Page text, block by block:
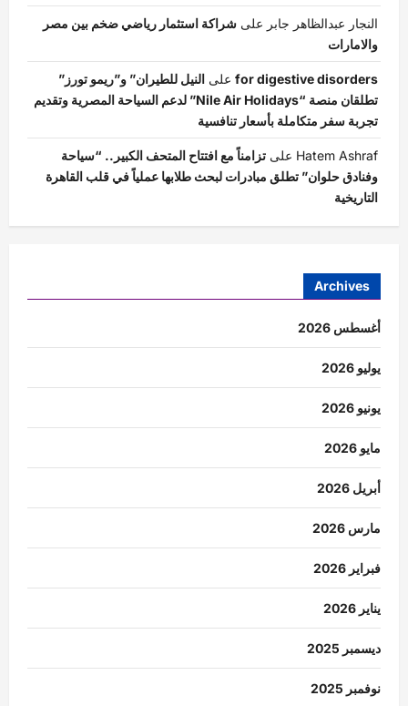
النجار عبدالظاهر جابر على شراكة استثمار رياضي ضخم بين مصر
والامارات
for digestive disorders على النيل للطيران” و”ريمو تورز”
تطلقان منصة “Nile Air Holidays” لدعم السياحة المصرية وتقديم
تجربة سفر متكاملة بأسعار تنافسية
Hatem Ashraf على تزامناً مع افتتاح المتحف الكبير.. “سياحة
وفنادق حلوان” تطلق مبادرات لبحث طلابها عملياً في قلب القاهرة
التاريخية
Archives
أغسطس 2026
يوليو 2026
يونيو 2026
مايو 2026
أبريل 2026
مارس 2026
فبراير 2026
يناير 2026
ديسمبر 2025
نوفمبر 2025